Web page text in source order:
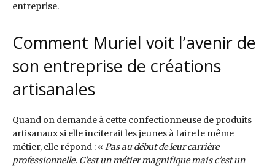
entreprise.
Comment Muriel voit l’avenir de
son entreprise de créations
artisanales
Quand on demande à cette confectionneuse de produits
artisanaux si elle inciterait les jeunes à faire le même
métier, elle répond : «Pas au début de leur carrière
professionnelle. C’est un métier magnifique mais c’est un